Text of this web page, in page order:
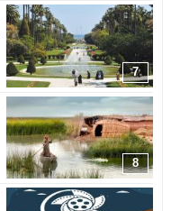
7
8